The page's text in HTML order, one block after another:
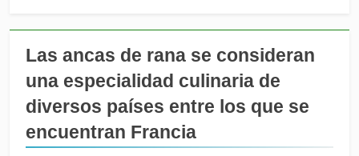
combinación equilibrada y
llena de sabor.
verdura y pollo de
Comida recomendable para
persona con ácido úrico alto
3 Meses Atrás
Si tienes ácido úrico alto o
riesgo de gota, conviene
limitar alimentos que
Las ancas de rana se consideran
una especialidad culinaria de
diversos países entre los que se
encuentran Francia